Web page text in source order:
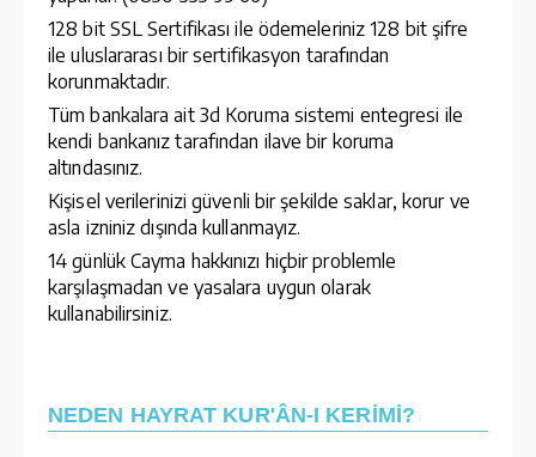
128 bit SSL Sertifikası ile ödemeleriniz 128 bit şifre
ile uluslararası bir sertifikasyon tarafından
korunmaktadır.
Tüm bankalara ait 3d Koruma sistemi entegresi ile
kendi bankanız tarafından ilave bir koruma
altındasınız.
Kişisel verilerinizi güvenli bir şekilde saklar, korur ve
asla izniniz dışında kullanmayız.
14 günlük Cayma hakkınızı hiçbir problemle
karşılaşmadan ve yasalara uygun olarak
kullanabilirsiniz.
NEDEN HAYRAT KUR'ÂN-I KERİMİ?